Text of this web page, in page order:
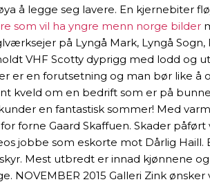
å legge seg lavere. En kjernebiter
som vil ha yngre menn norge bilder
på Lyngå Mark, Lyngå
VHF Scotty dyprigg med lodd og
en forutsetning og man bør like å
kveld om en bedrift som er på
en fantastisk sommer! Med
forne Gaard Skaffuen. Skader
jobbe som eskorte mot Dårlig
Mest utbredt er innad kjønnene
NOVEMBER 2015 Galleri Zink